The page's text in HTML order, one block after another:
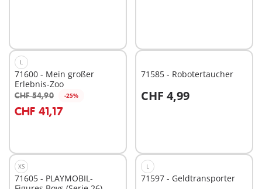
L
71600 - Mein großer
Erlebnis-Zoo
CHF 54,90 -25%
CHF 41,17
71585 - Robotertaucher
CHF 4,99
XS
71605 - PLAYMOBIL-
L
71597 - Geldtransporter